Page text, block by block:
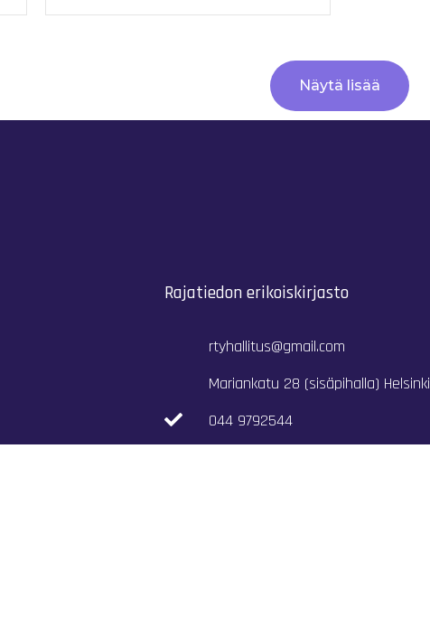
Näytä lisää
Rajatiedon erikoiskirjasto
rtyhallitus@gmail.com
Mariankatu 28 (sisäpihalla) Helsinki
044 9792544